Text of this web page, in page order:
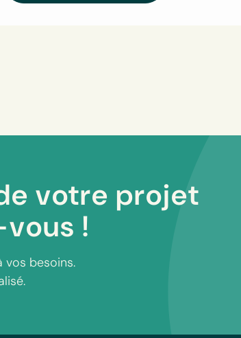
votre projet
!
vos besoins.